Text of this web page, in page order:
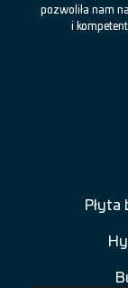
pozwoliła nam
i
Płyta